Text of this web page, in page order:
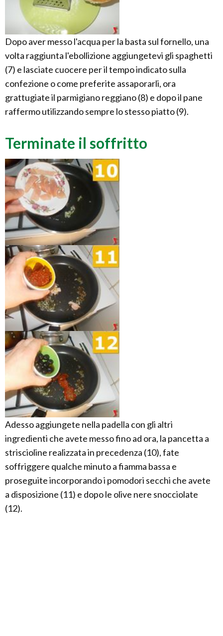
Dopo aver messo l'acqua per la basta sul fornello, una
volta raggiunta l'ebollizione aggiungetevi gli spaghetti
(7) e lasciate cuocere per il tempo indicato sulla
confezione o come preferite assaporarli, ora
grattugiate il parmigiano reggiano (8) e dopo il pane
raffermo utilizzando sempre lo stesso piatto (9).
Terminate il soffritto
Adesso aggiungete nella padella con gli altri
ingredienti che avete messo fino ad ora, la pancetta a
striscioline realizzata in precedenza (10), fate
soffriggere qualche minuto a fiamma bassa e
proseguite incorporando i pomodori secchi che avete
a disposizione (11) e dopo le olive nere snocciolate
(12).